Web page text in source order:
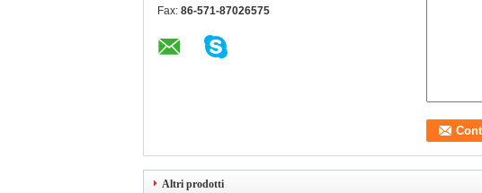
Fax: 86-571-87026575
Altri prodotti